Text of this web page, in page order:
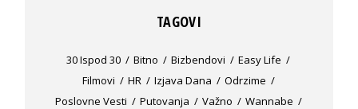
TAGOVI
30 Ispod 30 Bitno Bizbendovi
Easy Life
Filmovi
HR Izjava Dana
Odrzime
Poslovne Vesti
Putovanja Važno
Wannabe